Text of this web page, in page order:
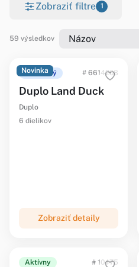
Zobraziť filtre 1
59 výsledkov
Novinka
Ohlásený # 6614208
Duplo Land Duck
Duplo
6 dielikov
Zobraziť detaily
Aktívny # 10475